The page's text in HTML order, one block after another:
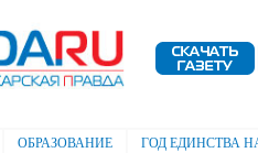
ОБРАЗОВАНИЕ ГОД ЕДИНСТВА